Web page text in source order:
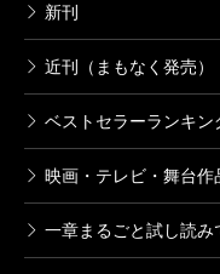
新刊
近刊（まもなく発売）
ベストセラーランキン
映画・テレビ・舞台作
一章まるごと試し読み